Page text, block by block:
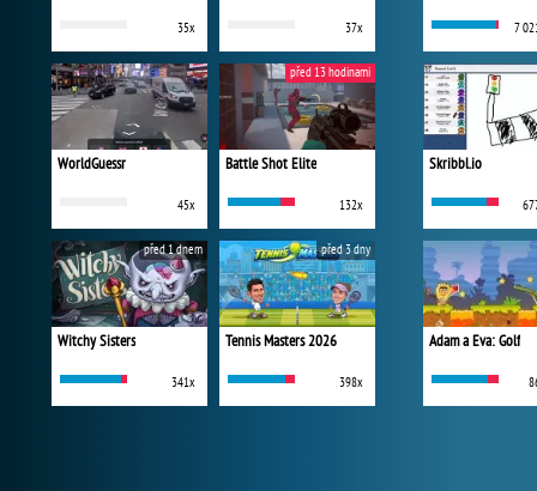
35x 37x
WorldGuessr
45x
Battle Shot Elite
132x
před 13 hodinami
Witchy Sisters
341x
před 1 dnem
Tennis Masters 2026
398x
před 3 dny
7
Skribbl.io
Adam a Eva: Golf